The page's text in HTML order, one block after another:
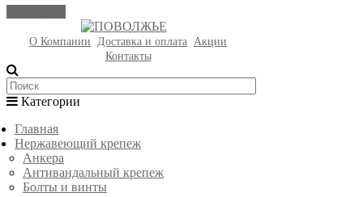
О Компании Доставка и оплата Акции
Контакты
Категории
Главная
Нержавеющий крепеж
Анкера
Антивандальный крепеж
Болты и винты